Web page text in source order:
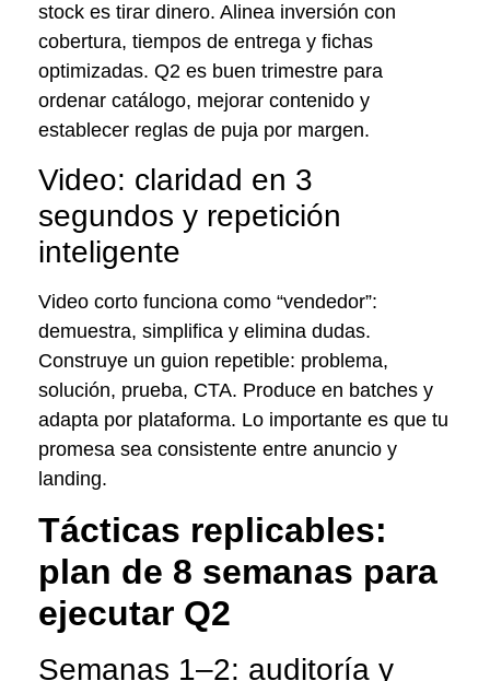
stock es tirar dinero. Alinea inversión con
cobertura, tiempos de entrega y fichas
optimizadas. Q2 es buen trimestre para
ordenar catálogo, mejorar contenido y
establecer reglas de puja por margen.
Video: claridad en 3
segundos y repetición
inteligente
Video corto funciona como “vendedor”:
demuestra, simplifica y elimina dudas.
Construye un guion repetible: problema,
solución, prueba, CTA. Produce en batches y
adapta por plataforma. Lo importante es que tu
promesa sea consistente entre anuncio y
landing.
Tácticas replicables:
plan de 8 semanas para
ejecutar Q2
Semanas 1–2: auditoría y